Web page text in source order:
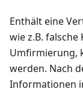
Enthält eine
wie z.B.
Umfirmierung,
werden. Nach
Informationen